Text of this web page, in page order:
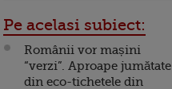
Pe acelasi subiect:
Românii vor mașini
“verzi”. Aproape jumătate
din eco-tichetele din